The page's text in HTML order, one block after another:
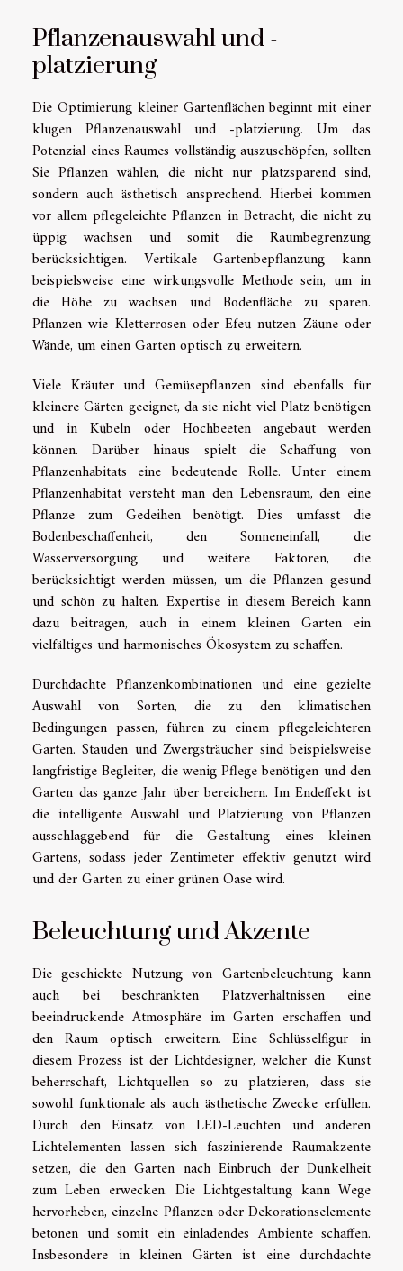
Pflanzenauswahl und -
platzierung
Die Optimierung kleiner Gartenflächen beginnt mit einer
klugen Pflanzenauswahl und -platzierung. Um das
Potenzial eines Raumes vollständig auszuschöpfen, sollten
Sie Pflanzen wählen, die nicht nur platzsparend sind,
sondern auch ästhetisch ansprechend. Hierbei kommen
vor allem pflegeleichte Pflanzen in Betracht, die nicht zu
üppig wachsen und somit die Raumbegrenzung
berücksichtigen. Vertikale Gartenbepflanzung kann
beispielsweise eine wirkungsvolle Methode sein, um in
die Höhe zu wachsen und Bodenfläche zu sparen.
Pflanzen wie Kletterrosen oder Efeu nutzen Zäune oder
Wände, um einen Garten optisch zu erweitern.
Viele Kräuter und Gemüsepflanzen sind ebenfalls für
kleinere Gärten geeignet, da sie nicht viel Platz benötigen
und in Kübeln oder Hochbeeten angebaut werden
können. Darüber hinaus spielt die Schaffung von
Pflanzenhabitats eine bedeutende Rolle. Unter einem
Pflanzenhabitat versteht man den Lebensraum, den eine
Pflanze zum Gedeihen benötigt. Dies umfasst die
Bodenbeschaffenheit, den Sonneneinfall, die
Wasserversorgung und weitere Faktoren, die
berücksichtigt werden müssen, um die Pflanzen gesund
und schön zu halten. Expertise in diesem Bereich kann
dazu beitragen, auch in einem kleinen Garten ein
vielfältiges und harmonisches Ökosystem zu schaffen.
Durchdachte Pflanzenkombinationen und eine gezielte
Auswahl von Sorten, die zu den klimatischen
Bedingungen passen, führen zu einem pflegeleichteren
Garten. Stauden und Zwergsträucher sind beispielsweise
langfristige Begleiter, die wenig Pflege benötigen und den
Garten das ganze Jahr über bereichern. Im Endeffekt ist
die intelligente Auswahl und Platzierung von Pflanzen
ausschlaggebend für die Gestaltung eines kleinen
Gartens, sodass jeder Zentimeter effektiv genutzt wird
und der Garten zu einer grünen Oase wird.
Beleuchtung und Akzente
Die geschickte Nutzung von Gartenbeleuchtung kann
auch bei beschränkten Platzverhältnissen eine
beeindruckende Atmosphäre im Garten erschaffen und
den Raum optisch erweitern. Eine Schlüsselfigur in
diesem Prozess ist der Lichtdesigner, welcher die Kunst
beherrschaft, Lichtquellen so zu platzieren, dass sie
sowohl funktionale als auch ästhetische Zwecke erfüllen.
Durch den Einsatz von LED-Leuchten und anderen
Lichtelementen lassen sich faszinierende Raumakzente
setzen, die den Garten nach Einbruch der Dunkelheit
zum Leben erwecken. Die Lichtgestaltung kann Wege
hervorheben, einzelne Pflanzen oder Dekorationselemente
betonen und somit ein einladendes Ambiente schaffen.
Insbesondere in kleinen Gärten ist eine durchdachte